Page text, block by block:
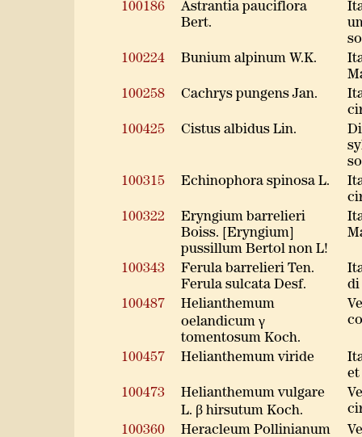
100186
Astrantia pauciflora
Bert.
100224
Bunium alpinum W.K.
100258
Cachrys pungens Jan.
100425
Cistus albidus Lin.
100315
Echinophora spinosa L.
100322
Eryngium barrelieri
Boiss. [Eryngium]
pussillum Bertol non L!
100343
Ferula barrelieri Ten.
Ferula sulcata Desf.
di
100487
Helianthemum
oelandicum γ
tomentosum Koch.
100457 Helianthemum viride
et
100473
Helianthemum vulgare
L. β hirsutum Koch.
100360
Heracleum Pollinianum